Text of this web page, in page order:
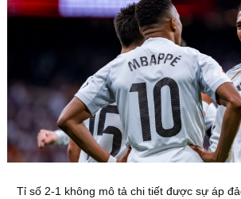
Tỉ số 2-1 không mô tả chi tiết được sự áp